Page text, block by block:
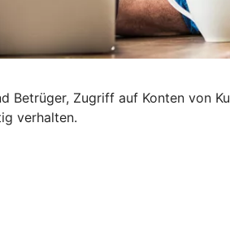
Betrüger, Zugriff auf Konten von
verhalten.